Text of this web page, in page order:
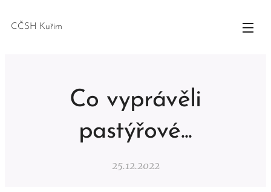
CČSH Kuřim
Co vyprávěli
pastýřové...
25.12.2022